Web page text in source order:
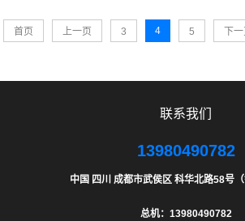
首页 上一页 3 4 5 下一
联系我们
13980490782
中国 四川 成都市武侯区 科华北路58号（
总机：13980490782